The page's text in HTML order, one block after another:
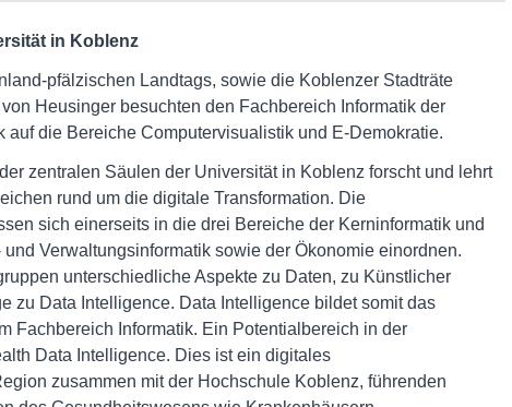
in Koblenz
pfälzischen Landtags, sowie die Koblenzer Stadträte
Heusinger besuchten den Fachbereich Informatik der
die Bereiche Computervisualistik und E-Demokratie.
zentralen Säulen der Universität in Koblenz forscht und lehrt
rund um die digitale Transformation. Die
sich einerseits in die drei Bereiche der Kerninformatik und
Verwaltungsinformatik sowie der Ökonomie einordnen.
unterschiedliche Aspekte zu Daten, zu Künstlicher
zu Data Intelligence. Data Intelligence bildet somit das
Fachbereich Informatik. Ein Potentialbereich in der
Data Intelligence. Dies ist ein digitales
zusammen mit der Hochschule Koblenz, führenden